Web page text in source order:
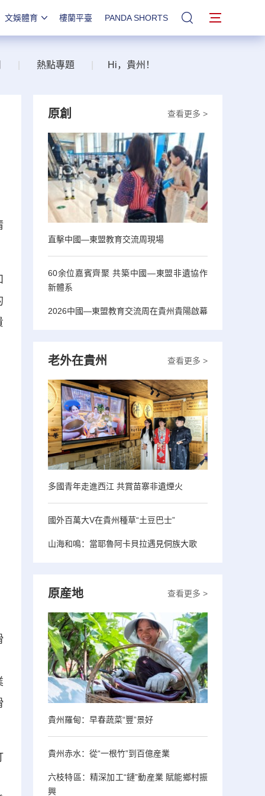
文娛體育 樓蘭平臺 PANDA SHORTS 站內搜索
熱點專題 Hi，貴州！
查看更多 >
原創
直擊中國—東盟教育交流周現場
60余位嘉賓齊聚 共築中國—東盟非遺協作
新體系
2026中國—東盟教育交流周在貴州貴陽啟幕
查看更多 >
老外在貴州
多國青年走進西江 共賞苗寨非遺煙火
國外百萬大V在貴州種草“土豆巴士”
山海和鳴：當耶魯阿卡貝拉遇見侗族大歌
查看更多 >
原産地
貴州羅甸：早春蔬菜“豐”景好
貴州赤水：從“一根竹”到百億産業
六枝特區：精深加工“鏈”動産業 賦能鄉村振
興